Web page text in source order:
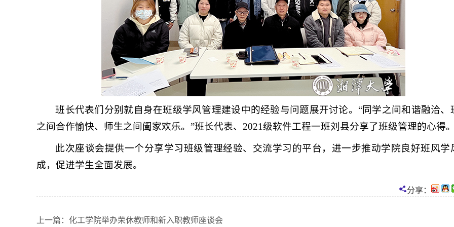
班长代表们分别就自身在班级学风管理建设中的经验与问题展开讨论。“同学之间和谐融洽、
之间合作愉快、师生之间阖家欢乐。”班长代表、2021级软件工程一班刘县分享了班级管理的心得。
此次座谈会提供一个分享学习班级管理经验、交流学习的平台，进一步推动学院良好班风学
成，促进学生全面发展。
分享：
上一篇： 化工学院举办荣休教师和新入职教师座谈会